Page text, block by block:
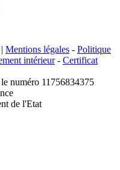
Mentions légales - Politique
intérieur- Certificat
numéro 11756834375
de l'Etat